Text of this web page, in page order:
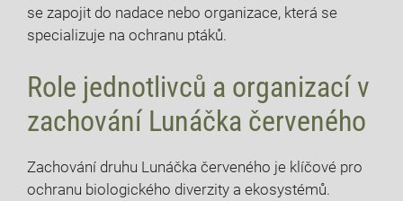
se zapojit do nadace nebo organizace, která se
specializuje na ochranu ptáků.
Role jednotlivců a organizací v
zachování Lunáčka červeného
Zachování druhu Lunáčka červeného je klíčové pro
ochranu biologického diverzity a ekosystémů.